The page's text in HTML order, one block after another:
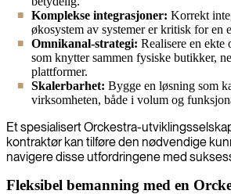
Komplekse integrasjoner: Korrekt
økosystem av systemer er kritisk for en
Omnikanal-strategi: Realisere en ekte
som knytter sammen fysiske butikker,
plattformer.
Skalerbarhet: Bygge en løsning som
virksomheten, både i volum og
Et spesialisert Orckestra-
kontraktør kan tilføre den nødvendige
navigere disse utfordringene med
Fleksibel bemanning med en